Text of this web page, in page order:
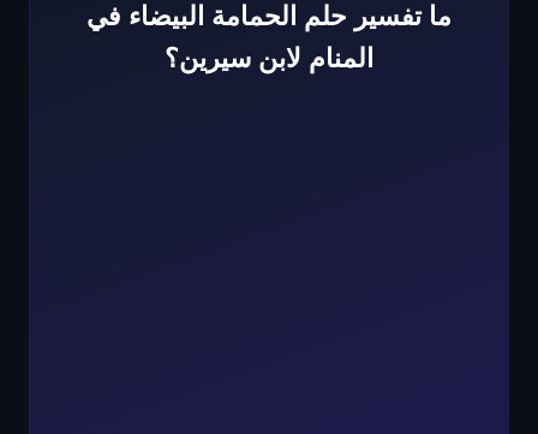
ما تفسير حلم الحمامة البيضاء في
المنام لابن سيرين؟